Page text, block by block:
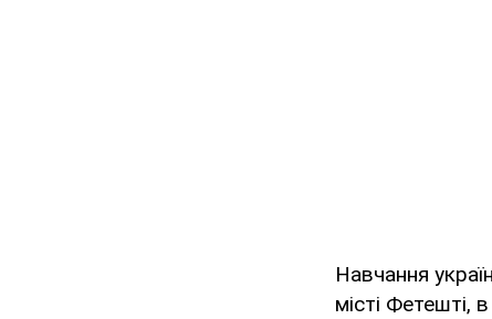
Навчання
місті Фетешті,